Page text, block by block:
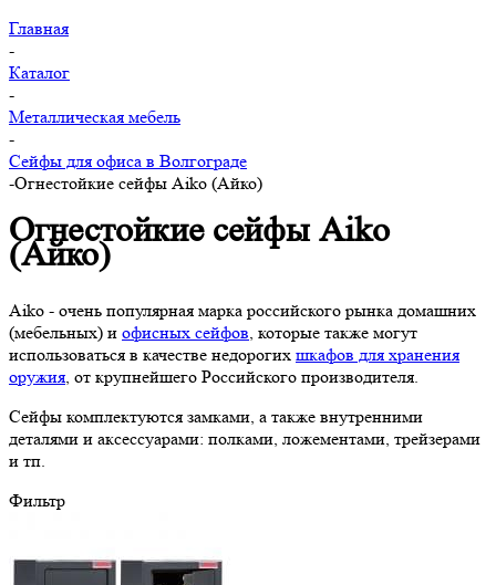
Главная
-
Каталог
-
Металлическая мебель
-
Сейфы для офиса в Волгограде
-Огнестойкие сейфы Aiko (Айко)
Огнестойкие сейфы Aiko
(Айко)
Aiko - очень популярная марка российского рынка домашних
(мебельных) и офисных сейфов, которые также могут
использоваться в качестве недорогих шкафов для хранения
оружия, от крупнейшего Российского производителя.
Сейфы комплектуются замками, а также внутренними
деталями и аксессуарами: полками, ложементами, трейзерами
и тп.
Фильтр